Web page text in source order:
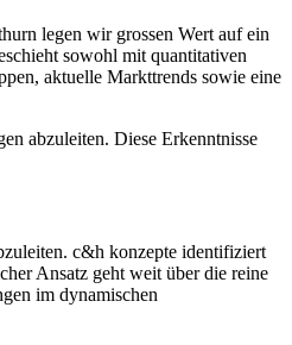
legen wir grossen Wert auf ein
sowohl mit quantitativen
aktuelle Markttrends sowie eine
abzuleiten. Diese Erkenntnisse
c&h konzepte identifiziert
Ansatz geht weit über die reine
im dynamischen